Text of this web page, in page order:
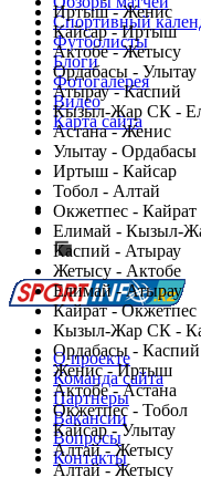
Иртыш - Женис
Кайсар - Иртыш
Актобе - Жетысу
Ордабасы - Улытау
Атырау - Каспий
Кызыл-Жар СК -
Астана - Женис
Улытау - Ордабасы
Иртыш - Кайсар
Тобол - Алтай
Окжетпес - Кайрат
Елимай - Кызыл-
Каспий - Атырау
Жетысу - Актобе
Елимай - Атырау
Кайрат - Окжетпес
Кызыл-Жар СК -
Ордабасы - Каспий
Женис - Иртыш
Актобе - Астана
Окжетпес - Тобол
Кайсар - Улытау
Алтай - Жетысу
Алтай - Жетысу
Спортивный
Футболисты
Блоги
Фотогалерея
Видео
Карта сайта
Есть идея?
Сообщить о
Перейти на
О проекте
Команда сайта
Партнеры
Вакансии
Вопросы
Контакты